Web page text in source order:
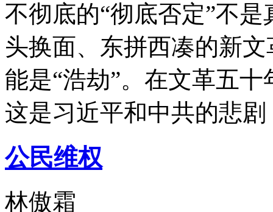
不彻底的“彻底否定”不
头换面、东拼西凑的新
能是“浩劫”。在文革五
这是习近平和中共的悲
公民维权
林傲霜